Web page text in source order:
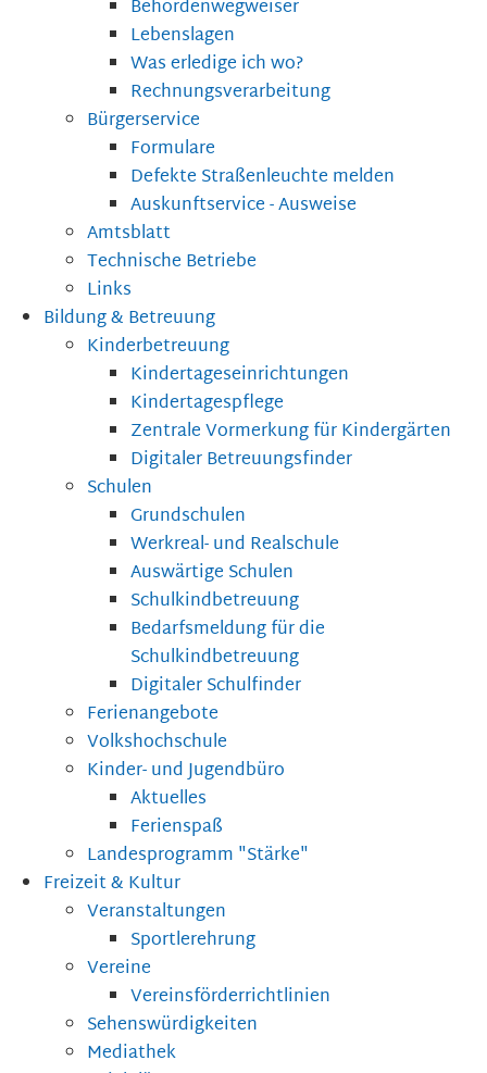
Behördenwegweiser
Lebenslagen
Was erledige ich wo?
Rechnungsverarbeitung
Bürgerservice
Formulare
Defekte Straßenleuchte melden
Auskunftservice - Ausweise
Amtsblatt
Technische Betriebe
Links
Bildung & Betreuung
Kinderbetreuung
Kindertageseinrichtungen
Kindertagespflege
Zentrale Vormerkung für Kindergärten
Digitaler Betreuungsfinder
Schulen
Grundschulen
Werkreal- und Realschule
Auswärtige Schulen
Schulkindbetreuung
Bedarfsmeldung für die
Schulkindbetreuung
Digitaler Schulfinder
Ferienangebote
Volkshochschule
Kinder- und Jugendbüro
Aktuelles
Ferienspaß
Landesprogramm "Stärke"
Freizeit & Kultur
Veranstaltungen
Sportlerehrung
Vereine
Vereinsförderrichtlinien
Sehenswürdigkeiten
Mediathek